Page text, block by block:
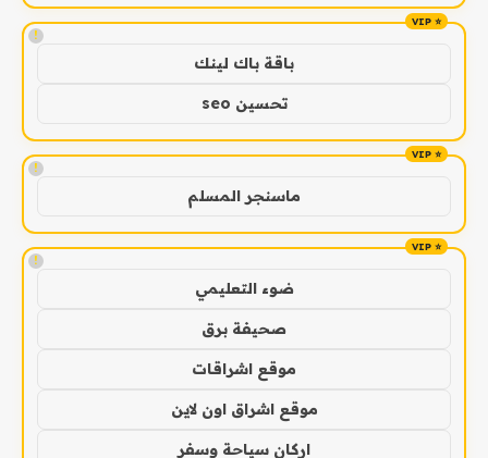
!
باقة باك لينك
تحسين seo
!
ماسنجر المسلم
!
ضوء التعليمي
صحيفة برق
موقع اشراقات
موقع اشراق اون لاين
اركان سياحة وسفر